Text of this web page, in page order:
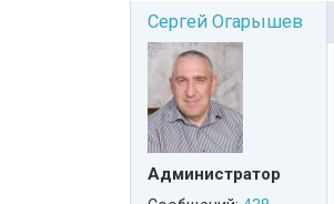
Сергей Огарышев
Администратор